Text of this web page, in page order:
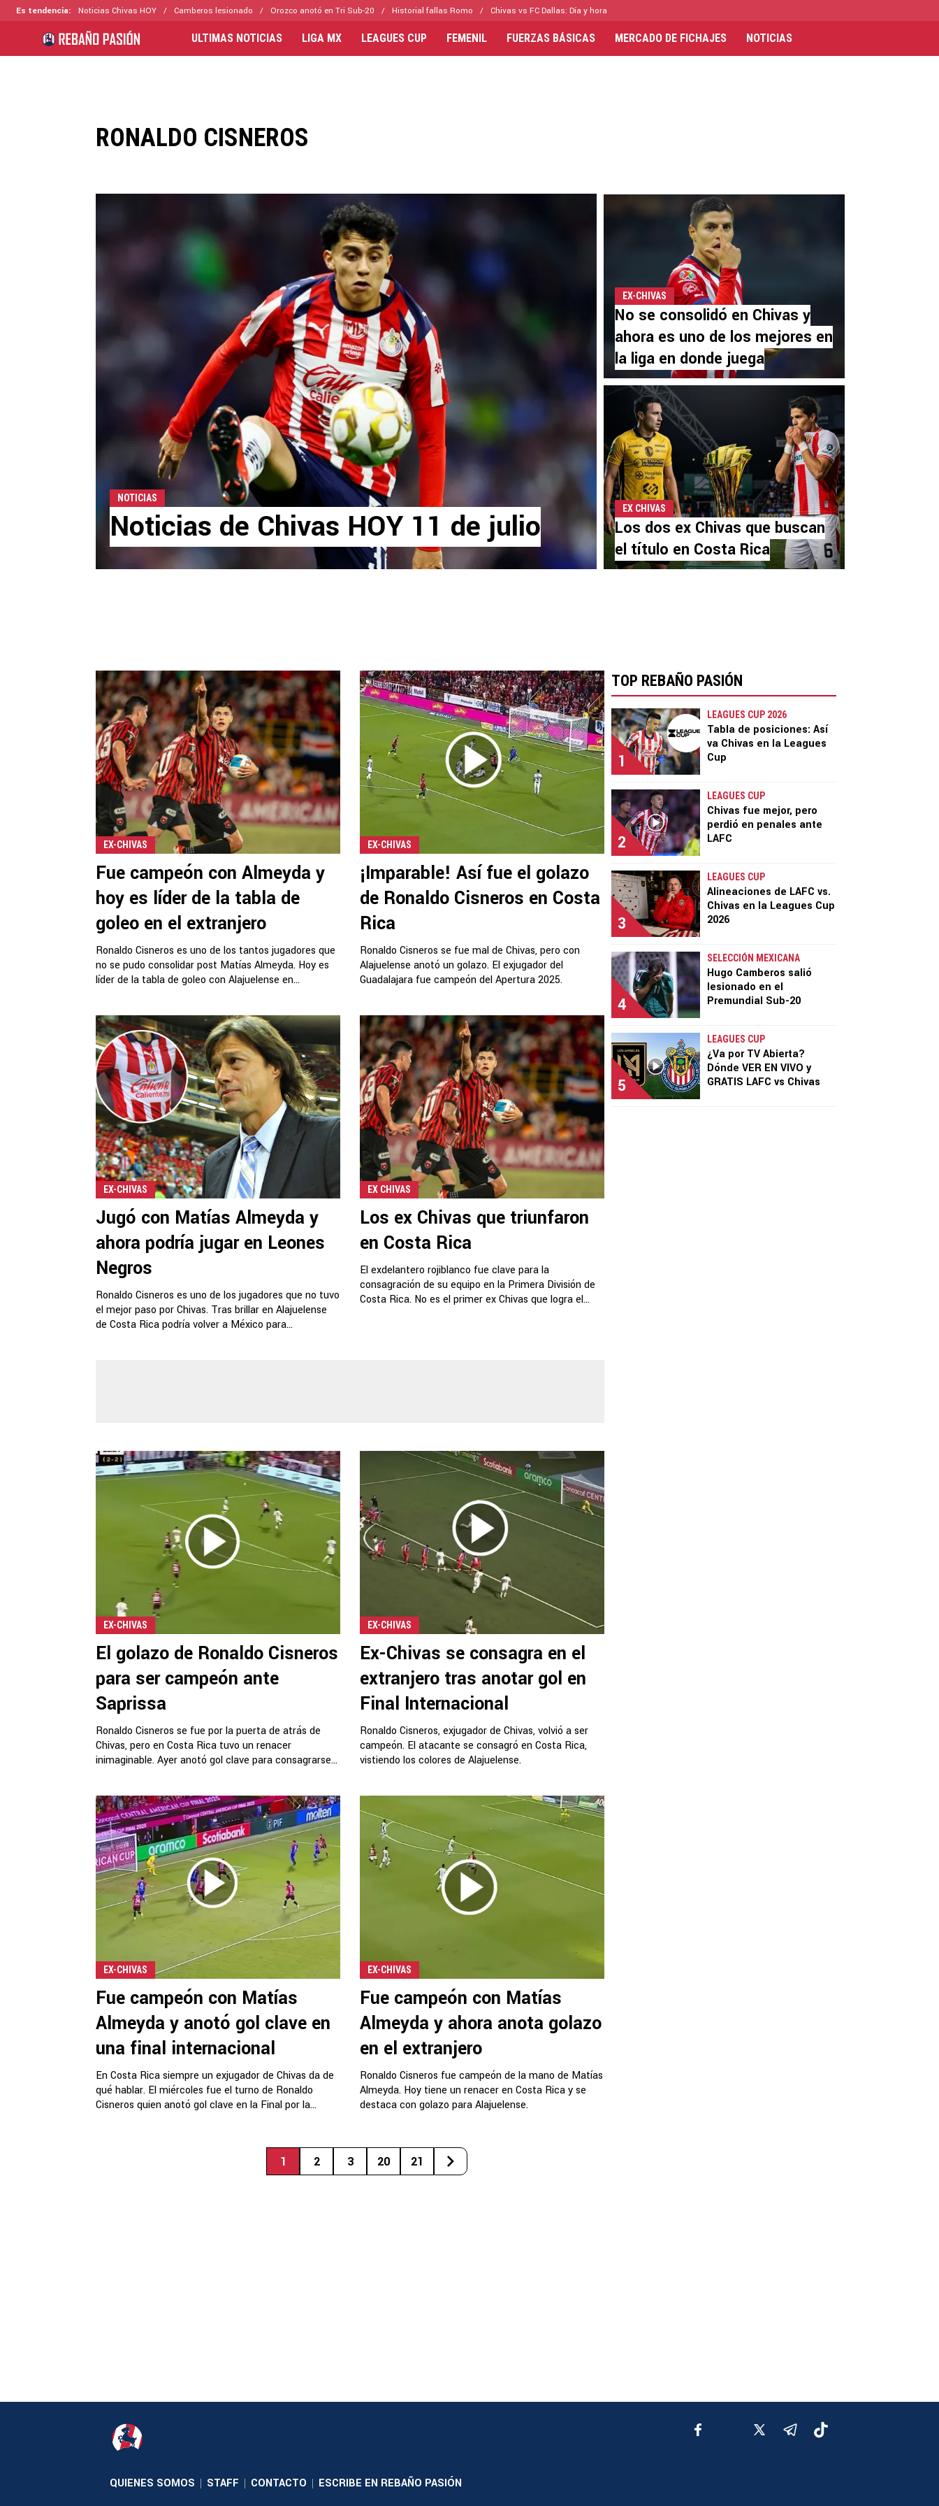
Es tendencia: Noticias Chivas HOY Camberos lesionado Orozco anotó en Tri Sub-20 Historial fallas Romo Chivas vs FC Dallas: Día y hora
ULTIMAS NOTICIAS LIGA MX LEAGUES CUP FEMENIL FUERZAS BÁSICAS MERCADO DE FICHAJES NOTICIAS
RONALDO CISNEROS
NOTICIAS
Noticias de Chivas HOY 11 de julio
EX-CHIVAS
No se consolidó en Chivas y
ahora es uno de los mejores en
la liga en donde juega
EX CHIVAS
Los dos ex Chivas que buscan
el título en Costa Rica
EX-CHIVAS
Fue campeón con Almeyda y
hoy es líder de la tabla de
goleo en el extranjero
Ronaldo Cisneros es uno de los tantos jugadores que
no se pudo consolidar post Matías Almeyda. Hoy es
líder de la tabla de goleo con Alajuelense en...
EX-CHIVAS
¡Imparable! Así fue el golazo
de Ronaldo Cisneros en Costa
Rica
Ronaldo Cisneros se fue mal de Chivas, pero con
Alajuelense anotó un golazo. El exjugador del
Guadalajara fue campeón del Apertura 2025.
EX-CHIVAS
Jugó con Matías Almeyda y
ahora podría jugar en Leones
Negros
Ronaldo Cisneros es uno de los jugadores que no tuvo
el mejor paso por Chivas. Tras brillar en Alajuelense
de Costa Rica podría volver a México para...
EX CHIVAS
Los ex Chivas que triunfaron
en Costa Rica
El exdelantero rojiblanco fue clave para la
consagración de su equipo en la Primera División de
Costa Rica. No es el primer ex Chivas que logra el...
EX-CHIVAS
El golazo de Ronaldo Cisneros
para ser campeón ante
Saprissa
Ronaldo Cisneros se fue por la puerta de atrás de
Chivas, pero en Costa Rica tuvo un renacer
inimaginable. Ayer anotó gol clave para consagrarse...
EX-CHIVAS
Ex-Chivas se consagra en el
extranjero tras anotar gol en
Final Internacional
Ronaldo Cisneros, exjugador de Chivas, volvió a ser
campeón. El atacante se consagró en Costa Rica,
vistiendo los colores de Alajuelense.
EX-CHIVAS
Fue campeón con Matías
Almeyda y anotó gol clave en
una final internacional
En Costa Rica siempre un exjugador de Chivas da de
qué hablar. El miércoles fue el turno de Ronaldo
Cisneros quien anotó gol clave en la Final por la...
EX-CHIVAS
Fue campeón con Matías
Almeyda y ahora anota golazo
en el extranjero
Ronaldo Cisneros fue campeón de la mano de Matías
Almeyda. Hoy tiene un renacer en Costa Rica y se
destaca con golazo para Alajuelense.
1 2 3 20 21
TOP REBAÑO PASIÓN
1
LEAGUES CUP 2026
Tabla de posiciones: Así
va Chivas en la Leagues
Cup
2
LEAGUES CUP
Chivas fue mejor, pero
perdió en penales ante
LAFC
3
LEAGUES CUP
Alineaciones de LAFC vs.
Chivas en la Leagues Cup
2026
4
SELECCIÓN MEXICANA
Hugo Camberos salió
lesionado en el
Premundial Sub-20
5
LEAGUES CUP
¿Va por TV Abierta?
Dónde VER EN VIVO y
GRATIS LAFC vs Chivas
QUIENES SOMOS | STAFF | CONTACTO | ESCRIBE EN REBAÑO PASIÓN